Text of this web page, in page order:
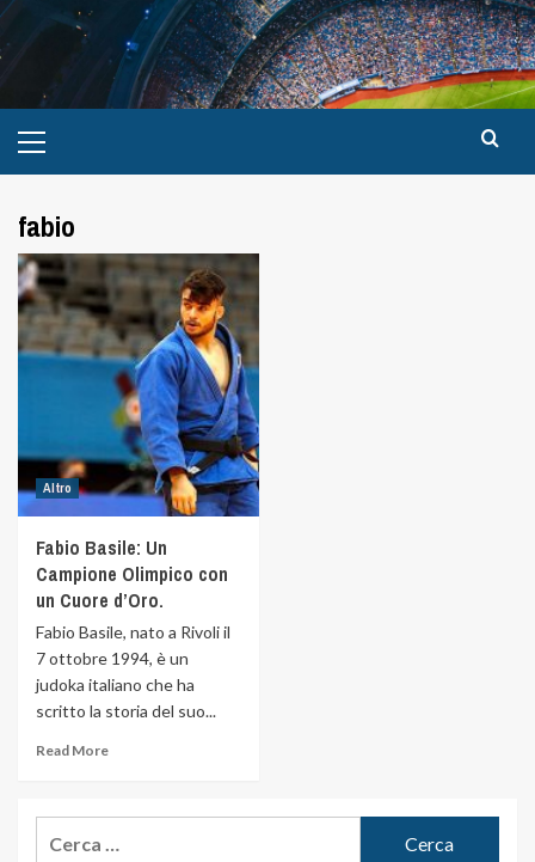
fabio
Altro
Fabio Basile: Un
Campione Olimpico con
un Cuore d’Oro.
Fabio Basile, nato a Rivoli il
7 ottobre 1994, è un
judoka italiano che ha
scritto la storia del suo...
Read More